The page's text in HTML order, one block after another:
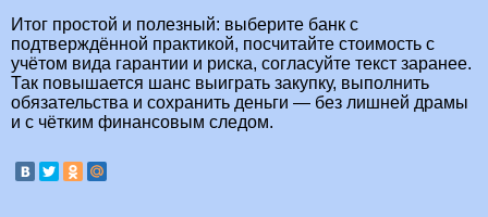
Итог простой и полезный: выберите банк с
подтверждённой практикой, посчитайте стоимость с
учётом вида гарантии и риска, согласуйте текст заранее.
Так повышается шанс выиграть закупку, выполнить
обязательства и сохранить деньги — без лишней драмы
и с чётким финансовым следом.